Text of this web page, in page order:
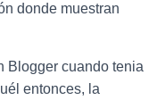
donde muestran
Blogger cuando tenia
entonces, la